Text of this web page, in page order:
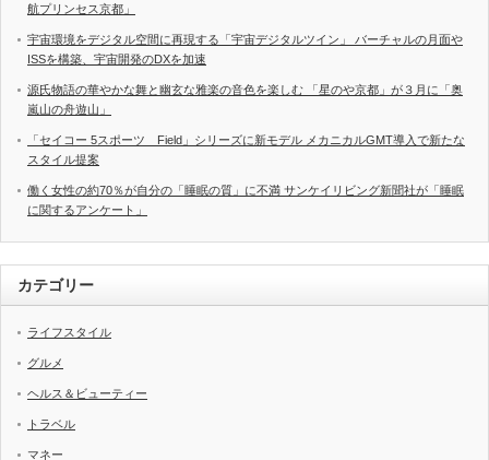
航プリンセス京都」
宇宙環境をデジタル空間に再現する「宇宙デジタルツイン」 バーチャルの月面や
ISSを構築、宇宙開発のDXを加速
源氏物語の華やかな舞と幽玄な雅楽の音色を楽しむ 「星のや京都」が３月に「奥
嵐山の舟遊山」
「セイコー 5スポーツ Field」シリーズに新モデル メカニカルGMT導入で新たな
スタイル提案
働く女性の約70％が自分の「睡眠の質」に不満 サンケイリビング新聞社が「睡眠
に関するアンケート」
カテゴリー
ライフスタイル
グルメ
ヘルス＆ビューティー
トラベル
マネー